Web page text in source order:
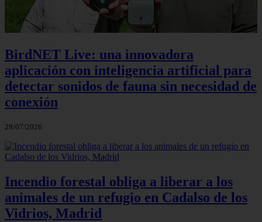
BirdNET Live: una innovadora
aplicación con inteligencia artificial para
detectar sonidos de fauna sin necesidad de
conexión
29/07/2026
Incendio forestal obliga a liberar a los
animales de un refugio en Cadalso de los
Vidrios, Madrid